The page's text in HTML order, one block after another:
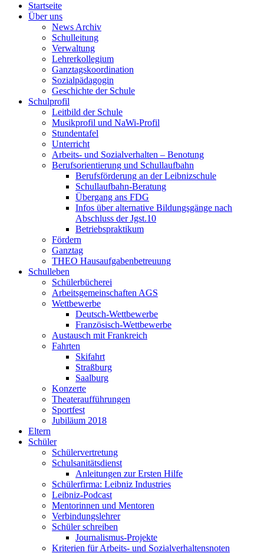
Startseite
Über uns
News Archiv
Schulleitung
Verwaltung
Lehrerkollegium
Ganztagskoordination
Sozialpädagogin
Geschichte der Schule
Schulprofil
Leitbild der Schule
Musikprofil und NaWi-Profil
Stundentafel
Unterricht
Arbeits- und Sozialverhalten – Benotung
Berufsorientierung und Schullaufbahn
Berufsförderung an der Leibnizschule
Schullaufbahn-Beratung
Übergang ans FDG
Infos über alternative Bildungsgänge nach
Abschluss der Jgst.10
Betriebspraktikum
Fördern
Ganztag
THEO Hausaufgabenbetreuung
Schulleben
Schülerbücherei
Arbeitsgemeinschaften AGS
Wettbewerbe
Deutsch-Wettbewerbe
Französisch-Wettbewerbe
Austausch mit Frankreich
Fahrten
Skifahrt
Straßburg
Saalburg
Konzerte
Theateraufführungen
Sportfest
Jubiläum 2018
Eltern
Schüler
Schülervertretung
Schulsanitätsdienst
Anleitungen zur Ersten Hilfe
Schülerfirma: Leibniz Industries
Leibniz-Podcast
Mentorinnen und Mentoren
Verbindungslehrer
Schüler schreiben
Journalismus-Projekte
Kriterien für Arbeits- und Sozialverhaltensnoten